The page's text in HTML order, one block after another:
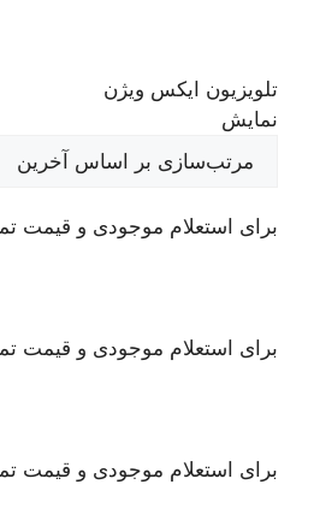
تلویزیون ایکس ویژن
نمایش
برای استعلام موجودی و قیمت
برای استعلام موجودی و قیمت
برای استعلام موجودی و قیمت